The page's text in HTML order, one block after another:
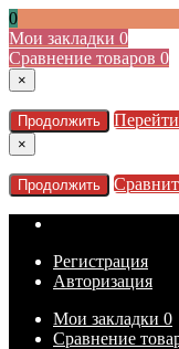
0
Мои закладки 0
Сравнение товаров 0
×
Продолжить
×
Продолжить
Регистрация
Авторизация
Мои закладки 0
Сравнение